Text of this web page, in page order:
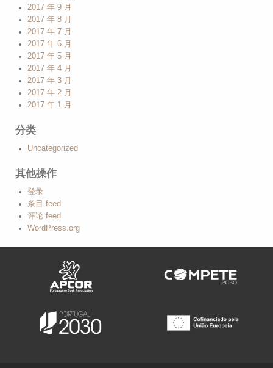
2017 年 9 月
2017 年 8 月
2017 年 7 月
2017 年 6 月
2017 年 5 月
2017 年 4 月
2017 年 3 月
2017 年 2 月
2017 年 1 月
分类
Uncategorized
其他操作
登录
条目 feed
评论 feed
WordPress.org